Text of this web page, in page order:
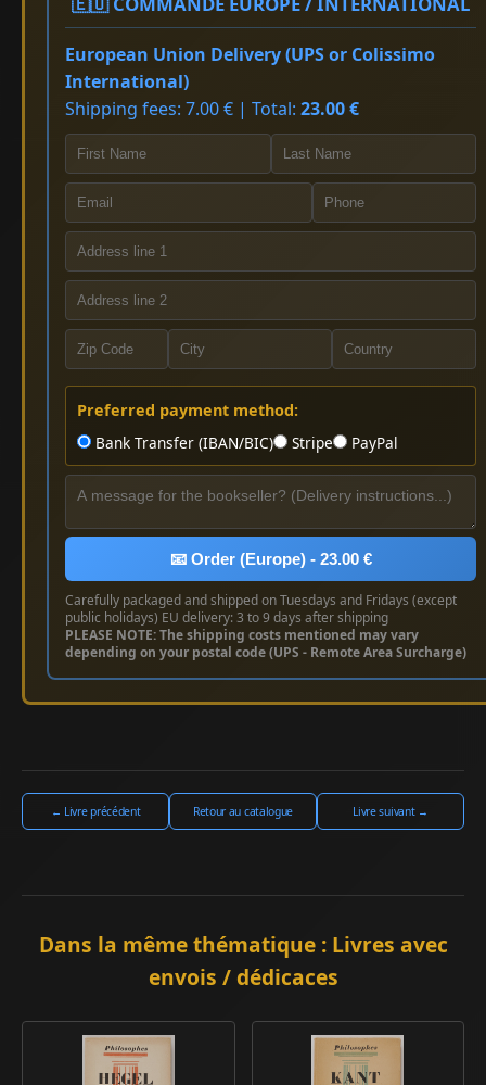
European Union Delivery (UPS or Colissimo
International)
Shipping fees: 7.00 € | Total: 23.00 €
Preferred payment method:
Bank Transfer (IBAN/BIC)
Stripe PayPal
📧 Order (Europe) - 23.00 €
Carefully packaged and shipped on Tuesdays and Fridays (except
public holidays) EU delivery: 3 to 9 days after shipping
PLEASE NOTE: The shipping costs mentioned may vary
depending on your postal code (UPS - Remote Area Surcharge)
← Livre précédent Retour au catalogue Livre suivant →
Dans la même thématique : Livres avec
envois / dédicaces